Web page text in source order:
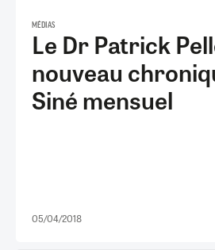
MÉDIAS
Le Dr Patrick
nouveau
Siné mensuel
05/04/2018